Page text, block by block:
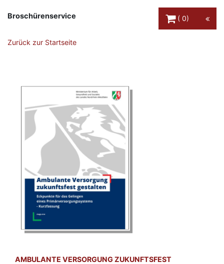
Broschürenservice
0
Zurück zur Startseite
BROSCHÜRE:
AMBULANTE VERSORGUNG ZUKUNFTSFEST